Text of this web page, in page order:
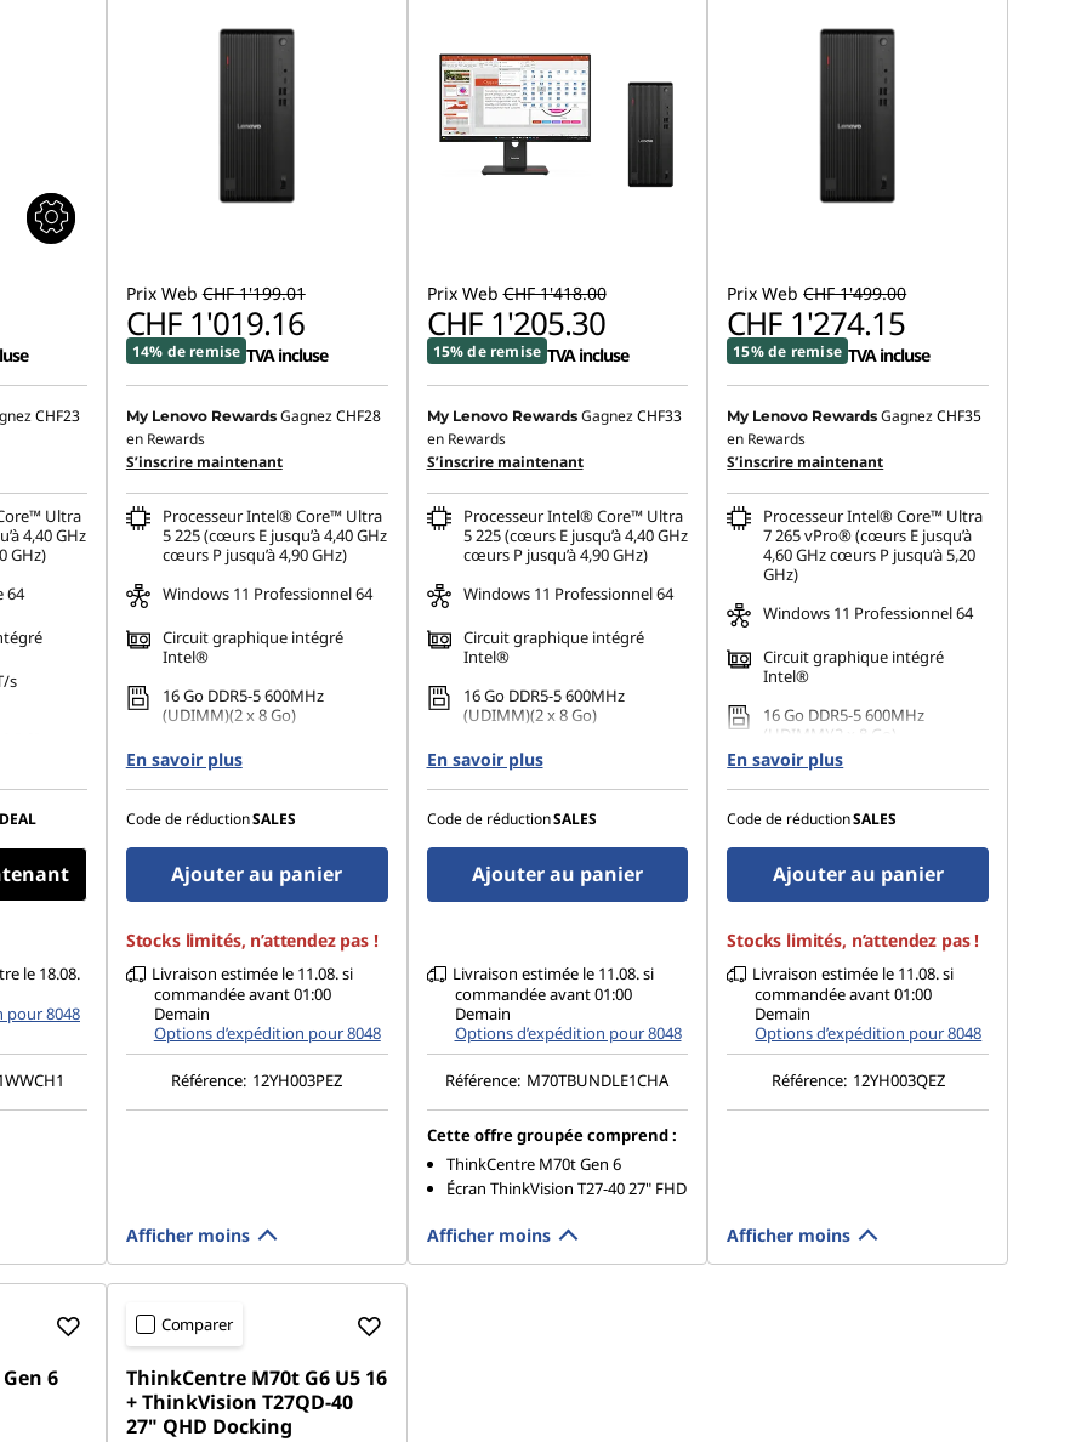
CHF23
Ultra
4,40 GHz
GHz)
64
s
jusqu’à 3
le 18.08.
pour 8048
Prix Web CHF 1'199.01
CHF 1'019.16
14% de remise TVA incluse
My Lenovo Rewards GagnezCHF28
en Rewards
S’inscrire maintenant
Processeur Intel® Core™ Ultra
5 225 (cœurs E jusqu’à 4,40 GHz
cœurs P jusqu’à 4,90 GHz)
Windows 11 Professionnel 64
Circuit graphique intégré
Intel®
16 Go DDR5-5 600MHz
(UDIMM)(2 x 8 Go)
512 Go SSD M.2 2280 PCIe
Gen4 TLC Opal
Permet de connecter jusqu’à 3
moniteurs indépendants
En savoir plus
Code de réductionSALES
Ajouter au panier
Stocks limités, n’attendez pas !
Livraison estimée le 11.08. si
commandée avant 01:00
Demain
Options d’expédition pour 8048
Référence: 12YH003PEZ
Afficher moins
Prix Web CHF 1'418.00
CHF 1'205.30
15% de remise TVA incluse
My Lenovo Rewards GagnezCHF33
en Rewards
S’inscrire maintenant
Processeur Intel® Core™ Ultra
5 225 (cœurs E jusqu’à 4,40 GHz
cœurs P jusqu’à 4,90 GHz)
Windows 11 Professionnel 64
Circuit graphique intégré
Intel®
16 Go DDR5-5 600MHz
(UDIMM)(2 x 8 Go)
512 Go SSD M.2 2280 PCIe
Gen4 TLC Opal
Permet de connecter jusqu’à 3
moniteurs indépendants
En savoir plus
Code de réductionSALES
Ajouter au panier
Livraison estimée le 11.08. si
commandée avant 01:00
Demain
Options d’expédition pour 8048
Référence: M70TBUNDLE1CHA
Cette offre groupée comprend :
ThinkCentre M70t Gen 6
Écran ThinkVision T27-40 27" FHD
Afficher moins
Prix Web CHF 1'499.00
CHF 1'274.15
15% de remise TVA incluse
My Lenovo Rewards GagnezCHF35
en Rewards
S’inscrire maintenant
Processeur Intel® Core™ Ultra
7 265 vPro® (cœurs E jusqu’à
4,60 GHz cœurs P jusqu’à 5,20
GHz)
Windows 11 Professionnel 64
Circuit graphique intégré
Intel®
16 Go DDR5-5 600MHz
(UDIMM)(2 x 8 Go)
512 Go SSD M.2 2280 PCIe
Gen4 TLC Opal
Permet de connecter jusqu’à 3
moniteurs indépendants
En savoir plus
Code de réductionSALES
Ajouter au panier
Stocks limités, n’attendez pas !
Livraison estimée le 11.08. si
commandée avant 01:00
Demain
Options d’expédition pour 8048
Référence: 12YH003QEZ
Afficher moins
6
Comparer
ThinkCentre M70t G6 U5 16
+ ThinkVision T27QD-40
27" QHD Docking